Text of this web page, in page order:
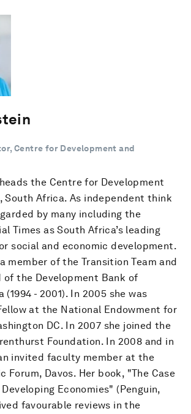
Centre for Development and
the Centre for Development
South Africa. As independent think
by many including the
Times as South Africa’s leading
social and economic development.
member of the Transition Team and
of the Development Bank of
(1994 - 2001). In 2005 she was
at the National Endowment for
DC. In 2007 she joined the
Foundation. In 2008 and in
invited faculty member at the
Forum, Davos. Her book, "The Case
Economies" (Penguin,
favourable reviews in the